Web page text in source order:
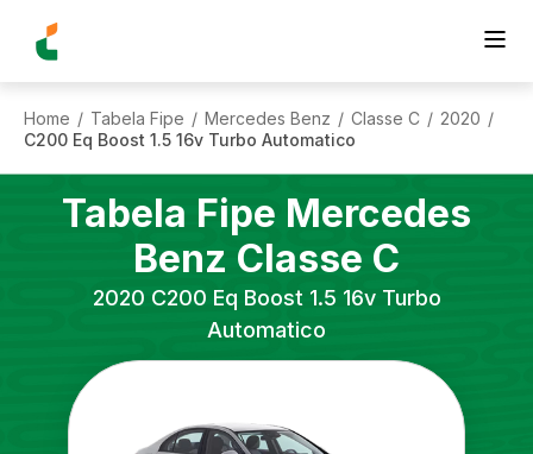
Home / Tabela Fipe / Mercedes Benz / Classe C / 2020 /
C200 Eq Boost 1.5 16v Turbo Automatico
Tabela Fipe Mercedes
Benz Classe C
2020 C200 Eq Boost 1.5 16v Turbo
Automatico